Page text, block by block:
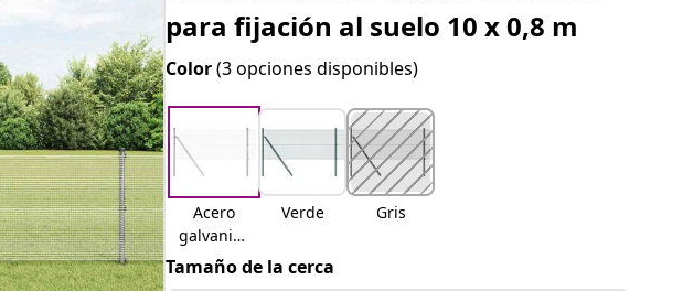
para fijación al suelo 10 x 0,8 m
Color(3 opciones disponibles)
Acero
galvaniza
do
Verde Gris
Tamaño de la cerca